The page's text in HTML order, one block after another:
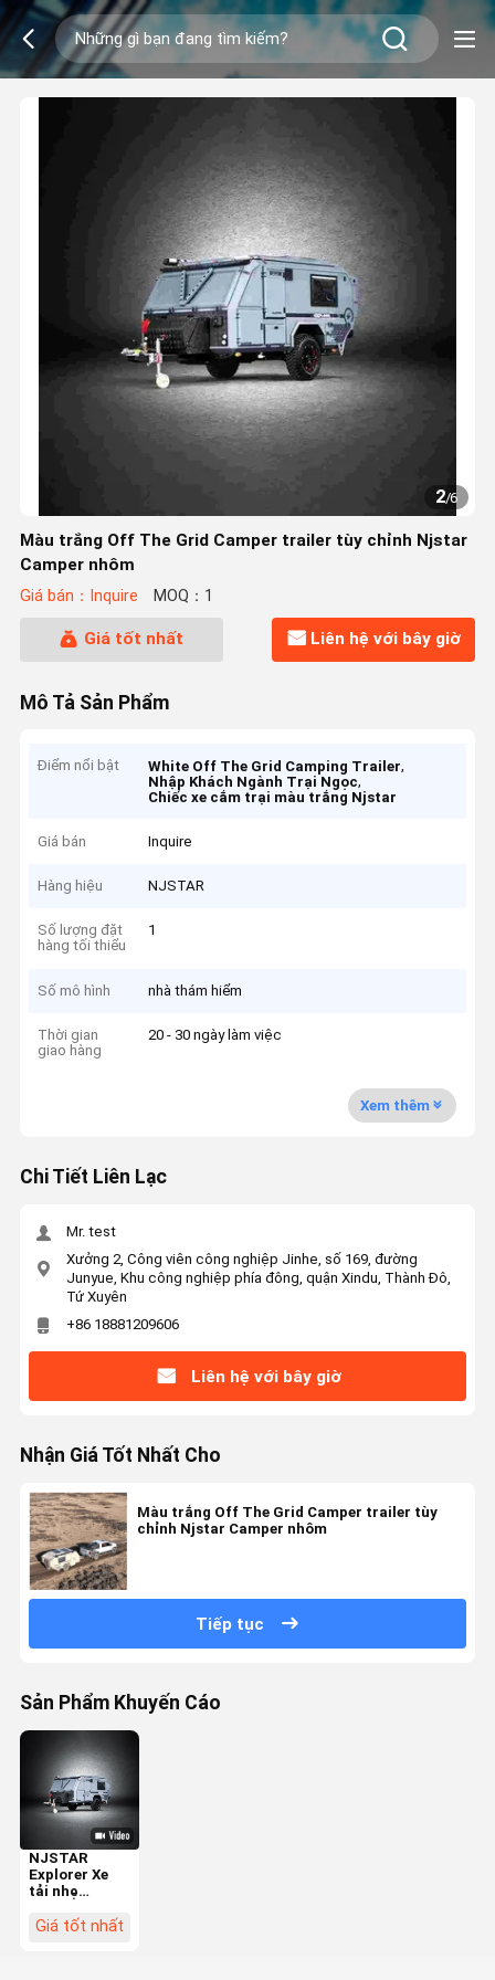
2/6
Màu trắng Off The Grid Camper trailer tùy chỉnh Njstar
Camper nhôm
Giá bán：Inquire MOQ：1
Giá tốt nhất Liên hệ với bây giờ
Mô Tả Sản Phẩm
Điểm nổi bật White Off The Grid Camping Trailer,
Nhập Khách Ngành Trại Ngọc,
Chiếc xe cắm trại màu trắng Njstar
Giá bán Inquire
Hàng hiệu NJSTAR
Số lượng đặt
hàng tối thiểu
1
Số mô hình nhà thám hiểm
Thời gian
giao hàng
20 - 30 ngày làm việc
Xem thêm
Chi Tiết Liên Lạc
Mr. test
Xưởng 2, Công viên công nghiệp Jinhe, số 169, đường
Junyue, Khu công nghiệp phía đông, quận Xindu, Thành Đô,
Tứ Xuyên
+86 18881209606
Liên hệ với bây giờ
Nhận Giá Tốt Nhất Cho
Màu trắng Off The Grid Camper trailer tùy
chỉnh Njstar Camper nhôm
Tiếp tục
Sản Phẩm Khuyến Cáo
NJSTAR
Explorer Xe
tải nhẹ
khả năng cho
Giá tốt nhất